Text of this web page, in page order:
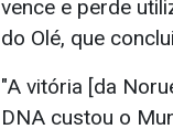
vence e perde
do Olé, que
"A vitória [da
DNA custou o